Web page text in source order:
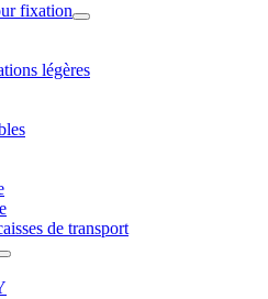
fixation
légères
de transport